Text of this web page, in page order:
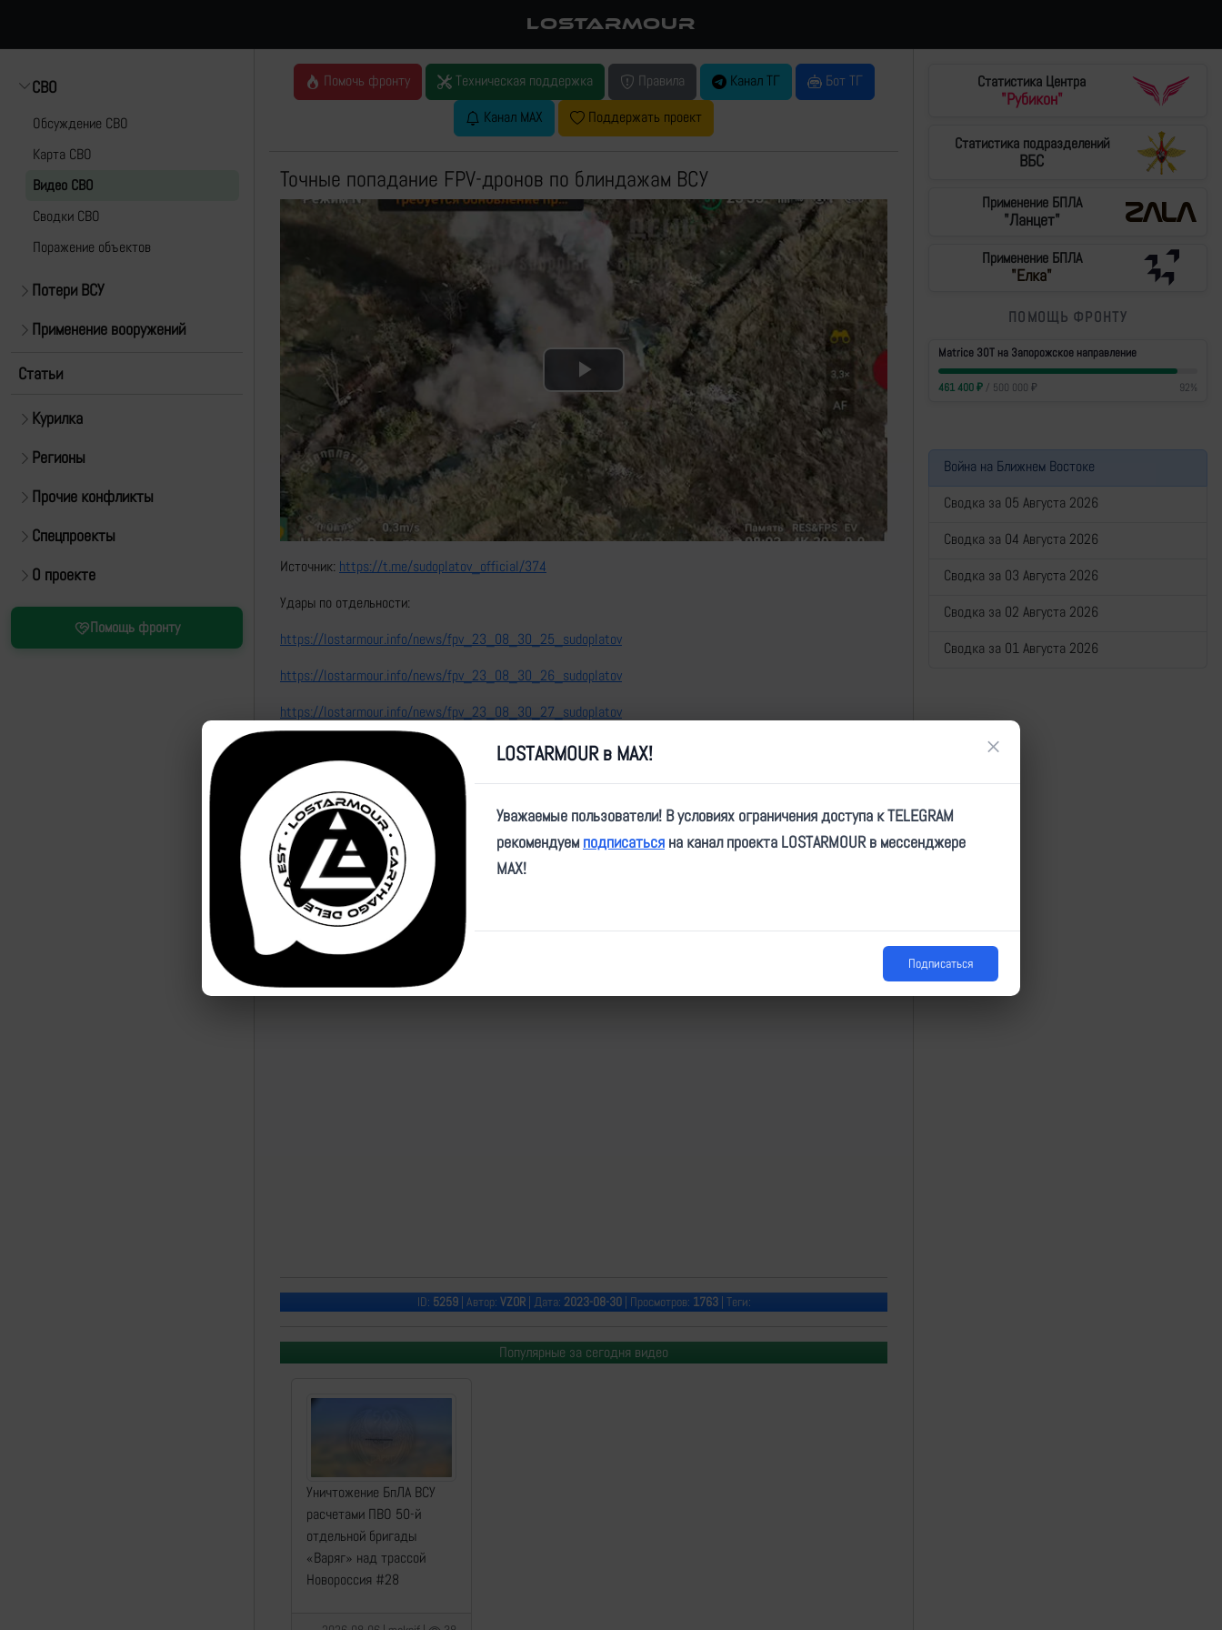
LOSTARMOUR
СВО
Обсуждение СВО
Карта СВО
Видео СВО
Cводки СВО
Поражение объектов
Потери ВСУ
Применение вооружений
Статьи
Курилка
Регионы
Прочие конфликты
Спецпроекты
О проекте
Помощь фронту
Помочь фронту Техническая поддержка Правила Канал ТГ
Бот ТГ
Канал MAX
Поддержать проект
Точные попадание FPV-дронов по блиндажам ВСУ
Play
Video
Источник: https://t.me/sudoplatov_official/374
Удары по отдельности:
https://lostarmour.info/news/fpv_23_08_30_25_sudoplatov
https://lostarmour.info/news/fpv_23_08_30_26_sudoplatov
https://lostarmour.info/news/fpv_23_08_30_27_sudoplatov
https://lostarmour.info/news/fpv_23_09_13_14_sudoplatov
https://lostarmour.info/news/fpv_23_09_13_15_sudoplatov
https://lostarmour.info/news/fpv_23_09_13_16_sudoplatov
ID: 5259| Автор: VZOR| Дата: 2023-08-30| Просмотров: 1763| Теги:
Популярные за сегодня видео
Уничтожение БпЛА ВСУ
расчетами ПВО 50-й
отдельной бригады
«Варяг» над трассой
Новороссия #28
Статистика Центра
"Рубикон"
Статистика подразделений
ВБС
Применение БПЛА
"Ланцет"
Применение БПЛА
"Елка"
ПОМОЩЬ ФРОНТУ
Matrice 30T на Запорожское направление
461 400₽/ 500 000 ₽ 92%
Война на Ближнем Востоке
Сводка за 05 Августа 2026
Сводка за 04 Августа 2026
Сводка за 03 Августа 2026
Сводка за 02 Августа 2026
Сводка за 01 Августа 2026
LOSTARMOUR в MAX! ×
Уважаемые пользователи! В условиях ограничения доступа к TELEGRAM
рекомендуем подписаться на канал проекта LOSTARMOUR в мессенджере
MAX!
Подписаться